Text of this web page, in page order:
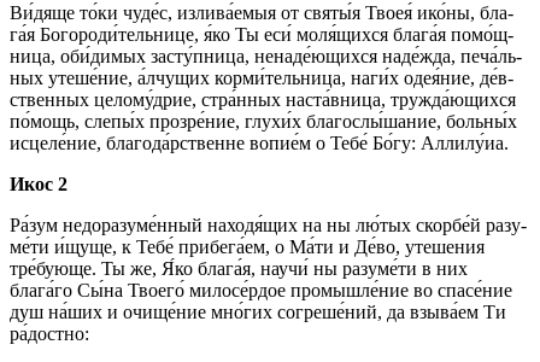
Ви́­дя­ще то́­ки чу­де́с, излива́емыя от свя­ты́я Твоея́ ико́­ны, бла­
га́я Бо­го­ро­ди́­тель­ни­це, я́ко Ты еси́ мо­ля́­щих­ся бла­га́я по­мо́щ­
ни­ца, оби́­ди­мых за­сту́п­ни­ца, ненаде́ющихся наде́жда, пе­ча́ль­
ных уте­ше́­ние, а́лчущих корми́тельница, на­ги́х оде­я́ние, де́в­
ствен­ных це­ло­му́д­рие, стра́н­ных наста́вница, тру­жда́ю­щих­ся
по́­мощь, сле­пы́х про­зре́­ние, глухи́х благослы́шание, больны́х
ис­це­ле́­ние, благода́рственне во­пи­е́м о Те­бе́ Бо́­гу: Алли­лу́иа.
Икос 2
Ра́­зум недоразуме́нный на­ходя́­щих на ны лю́­тых скор­бе́й ра­зу­
ме́­ти и́щуще, к Те­бе́ при­бе­га́­ем, о Ма́­ти и Де́­во, уте­ше­ния
тре́бующе. Ты же, Я́ко бла­га́я, нау­чи́ ны ра­зу­ме́­ти в них
блага́го Сы́­на Тво­его́ милосе́рдое про­мыш­ле́­ние во спа­се́­ние
душ на́­ших и очи­ще́­ние мно́гих со­гре­ше́­ний, да взы­ва́­ем Ти
ра́­дост­но: